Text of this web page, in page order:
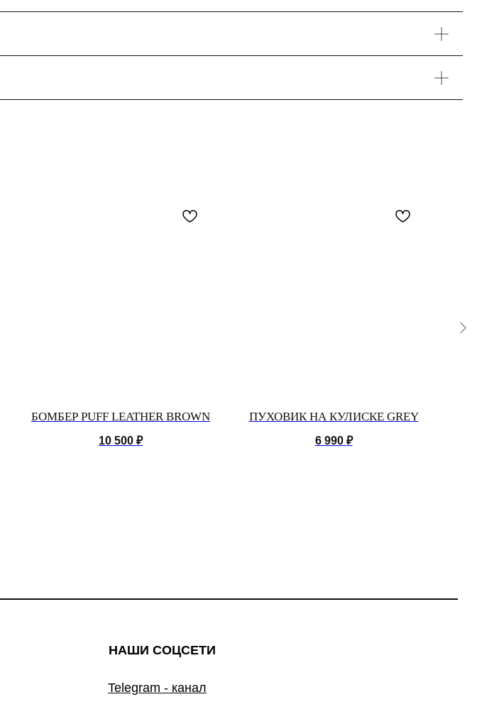
БОМБЕР PUFF LEATHER BROWN
10 500 ₽
ПУХОВИК НА КУЛИСКЕ GREY
6 990 ₽
НАШИ СОЦСЕТИ
Telegram - канал